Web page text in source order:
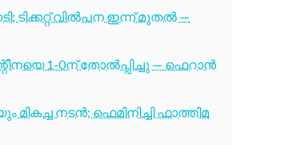
ടിക്കറ്റ് വിൽപന ഇന്ന് മുതൽ —
1-0ന് തോൽപ്പിച്ചു — ഫെറാൻ
മികച്ച നടൻ; ഫെമിനിച്ചി ഫാത്തിമ